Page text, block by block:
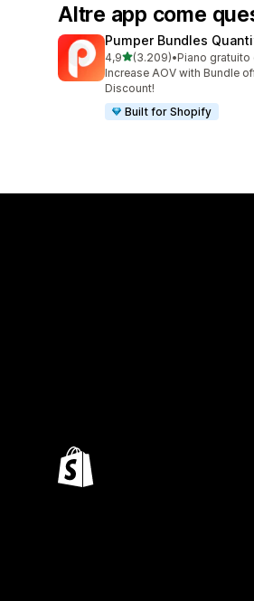
Altre app come
Pumper Bundles
4,9stelle su 5
(3.209)
3209 recensioni totali
•Piano
Increase AOV with Bundle
Discount!
Built for Shopify